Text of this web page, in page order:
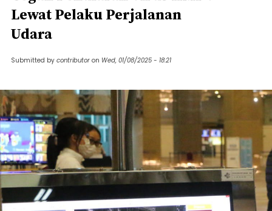
Lewat Pelaku Perjalanan
Udara
Submitted by contributor on Wed, 01/08/2025 - 18:21